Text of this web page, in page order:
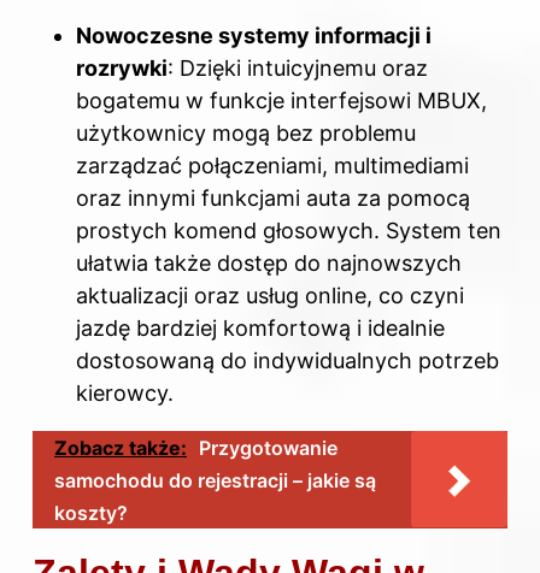
Nowoczesne systemy informacji i
rozrywki: Dzięki intuicyjnemu oraz
bogatemu w funkcje interfejsowi MBUX,
użytkownicy mogą bez problemu
zarządzać połączeniami, multimediami
oraz innymi funkcjami auta za pomocą
prostych komend głosowych. System ten
ułatwia także dostęp do najnowszych
aktualizacji oraz usług online, co czyni
jazdę bardziej komfortową i idealnie
dostosowaną do indywidualnych potrzeb
kierowcy.
Zobacz także: Przygotowanie
samochodu do rejestracji – jakie są
koszty?